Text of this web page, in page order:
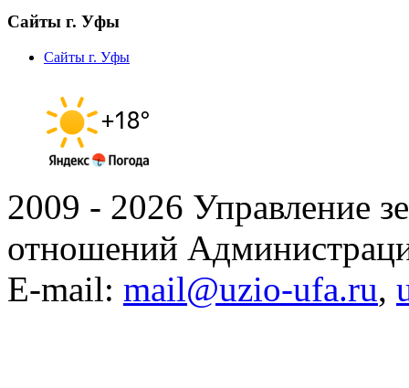
Сайты г. Уфы
Сайты г. Уфы
2009 - 2026 Управление
отношений
E-mail: mail@uzio-ufa.ru,